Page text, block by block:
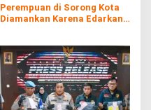
Perempuan di Sorong Kota
Diamankan Karena Edarkan